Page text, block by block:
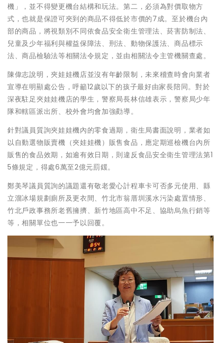
機」，並不得變更機台結構和玩法。第二，必須為對價取物方
式，也就是保證可夾到的商品不得低於市價的7成。至於機台內
部的商品，將視類別不同依食品安全衛生管理法、菸害防制法、
兒童及少年福利與權益保障法、刑法、動物保護法、商品標示
法、商品檢驗法等相關法令規定，並由相關法令主管機關查處。
陳偉志說明，夾娃娃機店並沒有年齡限制，未來稽查時會向業者
宣導在明顯處公告，呼籲12歲以下的孩子最好由家長陪同。對於
深夜駐足夾娃娃機店的學生，警察局長林信雄表示，警察局少年
隊和轄區派出所、校外會均會加強勸導。
針對議員質詢夾娃娃機內的零食過期，衛生局書面說明，業者如
以自動選物販賣機（夾娃娃機）販售食品，應定期巡檢機台內所
販售的食品效期，如逾有效日期，則違反食品安全衛生管理法第1
5條規定，得處6萬至2億元罰鍰。
鄭美琴議員質詢的議題還有敬老愛心計程車卡可否多元使用、縣
立溜冰場規劃廁所及更衣間、竹北市翁厝圳溪水污染處置情形、
竹北戶政事務所老舊擁擠、新竹地區高中不足、協助烏魚行銷等
等，相關單位也一一予以回覆。